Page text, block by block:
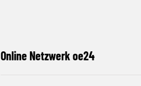
Online Netzwerk oe24